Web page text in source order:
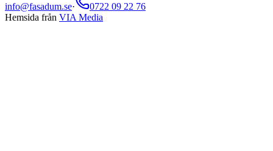
info@fasadum.se·
0722 09 22 76
Hemsida från VIA Media